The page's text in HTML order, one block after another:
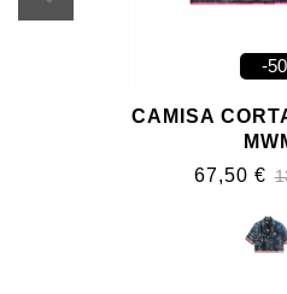
-
CAMISA
67,50 €